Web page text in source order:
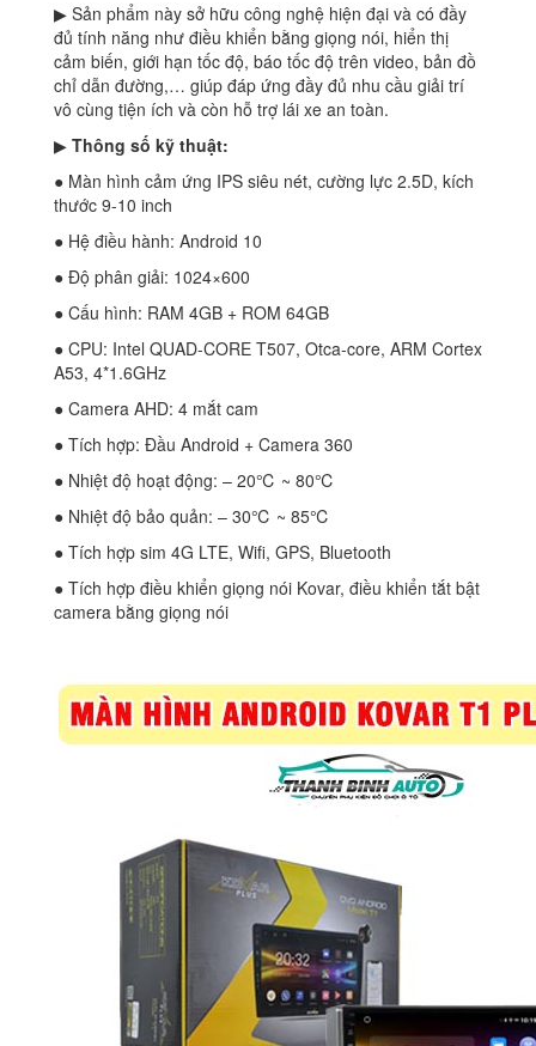
▶ Sản phẩm này sở hữu công nghệ hiện đại và có đầy
đủ tính năng như điều khiển bằng giọng nói, hiển thị
cảm biến, giới hạn tốc độ, báo tốc độ trên video, bản đồ
chỉ dẫn đường,… giúp đáp ứng đầy đủ nhu cầu giải trí
vô cùng tiện ích và còn hỗ trợ lái xe an toàn.
▶ Thông số kỹ thuật:
● Màn hình cảm ứng IPS siêu nét, cường lực 2.5D, kích
thước 9-10 inch
● Hệ điều hành: Android 10
● Độ phân giải: 1024×600
● Cấu hình: RAM 4GB + ROM 64GB
● CPU: Intel QUAD-CORE T507, Otca-core, ARM Cortex
A53, 4*1.6GHz
● Camera AHD: 4 mắt cam
● Tích hợp: Đầu Android + Camera 360
● Nhiệt độ hoạt động: – 20℃ ~ 80℃
● Nhiệt độ bảo quản: – 30℃ ~ 85℃
● Tích hợp sim 4G LTE, Wifi, GPS, Bluetooth
● Tích hợp điều khiển giọng nói Kovar, điều khiển tắt bật
camera bằng giọng nói